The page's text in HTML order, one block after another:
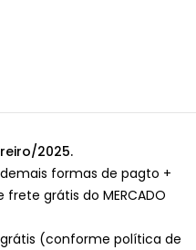
2025.
formas de pagto +
grátis do MERCADO
grátis (conforme política de